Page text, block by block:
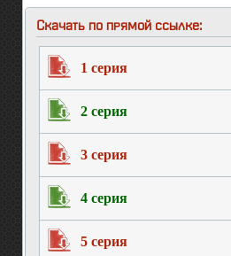
Скачать по прямой ссылке:
1 серия
2 серия
3 серия
4 серия
5 серия